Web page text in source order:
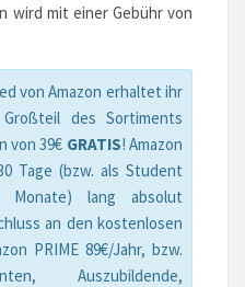
wird mit einer Gebühr von
von Amazon erhaltet ihr
des Sortiments
von 39€ GRATIS! Amazon
Tage (bzw. als Student
Monate) lang absolut
an den kostenlosen
PRIME 89€/Jahr, bzw.
Auszubildende,